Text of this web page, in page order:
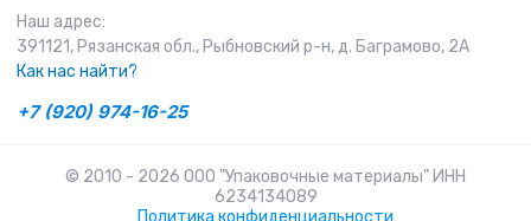
Наш адрес:
391121, Рязанская обл., Рыбновский р-н, д. Баграмово, 2А
Как нас найти?
+7 (920) 974-16-25
© 2010 - 2026 ООО "Упаковочные материалы" ИНН
6234134089
Политика конфиденциальности